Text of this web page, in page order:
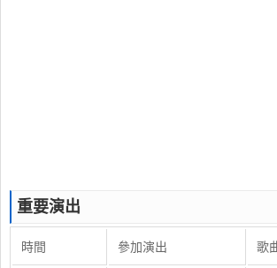
重要演出
時間 參加演出 歌